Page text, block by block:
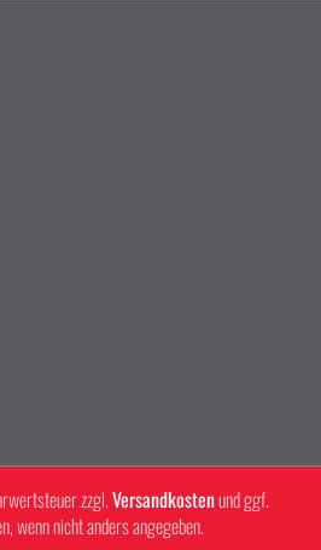
zzgl.Versandkostenund ggf.
wenn nicht anders angegeben.